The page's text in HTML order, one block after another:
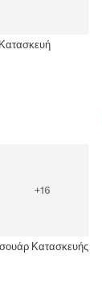
+16
Κατασκευής